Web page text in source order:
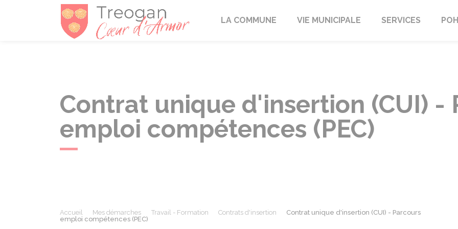
TréoganLA COMMUNE VIE MUNICIPALE SERVICES
Contrat unique d'insertion (CUI) -
emploi compétences (PEC)
Accueil Mes démarches Travail - Formation Contrats d'insertion
Contrat unique d'insertion (CUI) - Parcours
emploi compétences (PEC)